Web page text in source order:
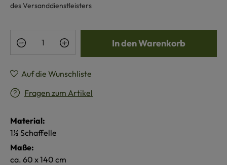
des Versanddienstleisters
Produkt Anzahl: Gib den gewünschten
In den Warenkorb
Auf die Wunschliste
Fragen zum Artikel
Material:
1½ Schaffelle
Maße:
ca. 60 x 140 cm